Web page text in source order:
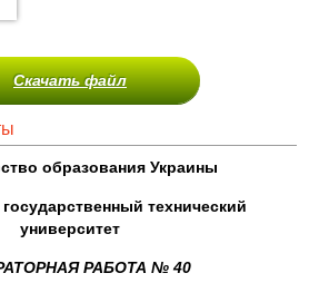
Скачать файл
образования Украины
технический
университет
РАБОТА № 40